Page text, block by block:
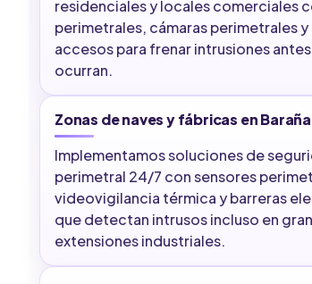
residenciales y locales comerciales
perimetrales, cámaras perimetrales
accesos para frenar intrusiones
ocurran.
Zonas de naves y fábricas en
Implementamos soluciones de
perimetral 24/7 con sensores
videovigilancia térmica y barreras
que detectan intrusos incluso en
extensiones industriales.